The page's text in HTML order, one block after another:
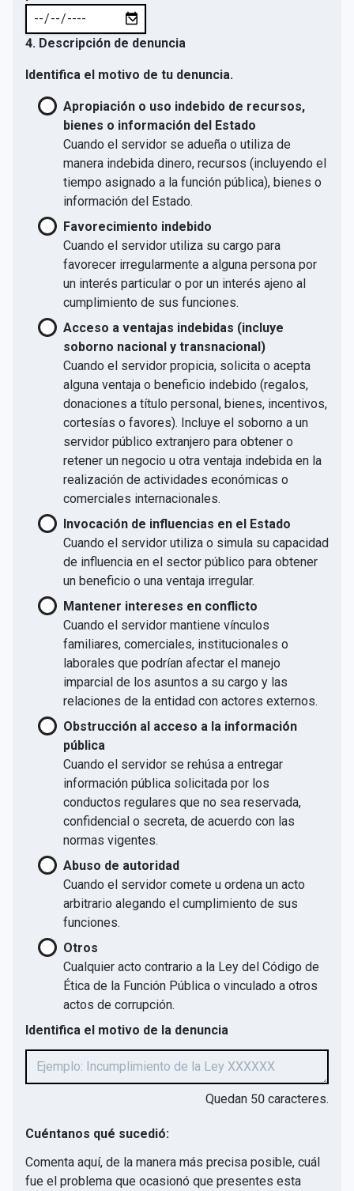
4. Descripción de denuncia
Identifica el motivo de tu denuncia.
Apropiación o uso indebido de recursos,
bienes o información del Estado
Cuando el servidor se adueña o utiliza de
manera indebida dinero, recursos (incluyendo el
tiempo asignado a la función pública), bienes o
información del Estado.
Favorecimiento indebido
Cuando el servidor utiliza su cargo para
favorecer irregularmente a alguna persona por
un interés particular o por un interés ajeno al
cumplimiento de sus funciones.
Acceso a ventajas indebidas (incluye
soborno nacional y transnacional)
Cuando el servidor propicia, solicita o acepta
alguna ventaja o beneficio indebido (regalos,
donaciones a título personal, bienes, incentivos,
cortesías o favores). Incluye el soborno a un
servidor público extranjero para obtener o
retener un negocio u otra ventaja indebida en la
realización de actividades económicas o
comerciales internacionales.
Invocación de influencias en el Estado
Cuando el servidor utiliza o simula su capacidad
de influencia en el sector público para obtener
un beneficio o una ventaja irregular.
Mantener intereses en conflicto
Cuando el servidor mantiene vínculos
familiares, comerciales, institucionales o
laborales que podrían afectar el manejo
imparcial de los asuntos a su cargo y las
relaciones de la entidad con actores externos.
Obstrucción al acceso a la información
pública
Cuando el servidor se rehúsa a entregar
información pública solicitada por los
conductos regulares que no sea reservada,
confidencial o secreta, de acuerdo con las
normas vigentes.
Abuso de autoridad
Cuando el servidor comete u ordena un acto
arbitrario alegando el cumplimiento de sus
funciones.
Otros
Cualquier acto contrario a la Ley del Código de
Ética de la Función Pública o vinculado a otros
actos de corrupción.
Identifica el motivo de la denuncia
Quedan 50 caracteres.
Cuéntanos qué sucedió:
Comenta aquí, de la manera más precisa posible, cuál
fue el problema que ocasionó que presentes esta